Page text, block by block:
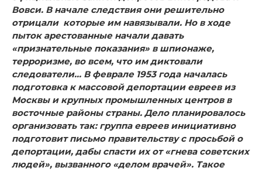
Вовси. В начале следствия они реши­тельно
отрицали которые им навязывали. Но в ходе
пыток арестованные начали давать
«признательные показания» в шпионаже,
терроризме, во всем, что им дикто­вали
следователи… В феврале 1953 года началась
подготовка к массовой де­портации евреев из
Москвы и крупных промышленных центров в
восточные районы страны. Дело планировалось
организовать так: группа евреев инициативно
подготовит письмо правительству с просьбой о
депортации, дабы спасти их от «гнева советских
людей», вызванного «делом врачей». Такое